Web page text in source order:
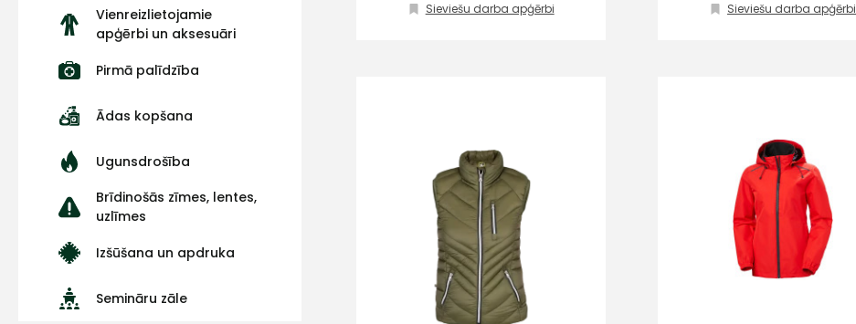
Vienreizlietojamie
apģērbi un aksesuāri
Pirmā palīdzība
Ādas kopšana
Ugunsdrošība
Brīdinošās zīmes, lentes,
uzlīmes
Izšūšana un apdruka
Semināru zāle
Sieviešu darba apģērbi Sieviešu darba apģērbi